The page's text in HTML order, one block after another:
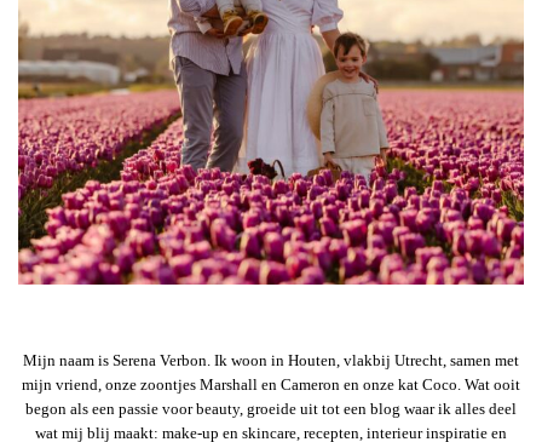
Mijn naam is Serena Verbon. Ik woon in Houten, vlakbij Utrecht, samen met
mijn vriend, onze zoontjes Marshall en Cameron en onze kat Coco. Wat ooit
begon als een passie voor beauty, groeide uit tot een blog waar ik alles deel
wat mij blij maakt: make-up en skincare, recepten, interieur inspiratie en